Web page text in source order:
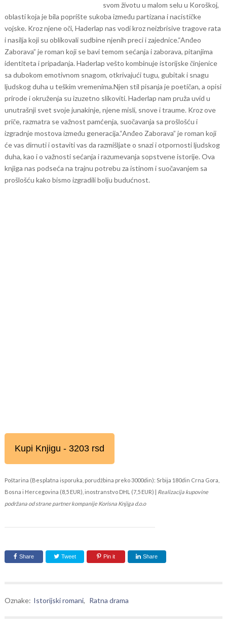
svom životu u malom selu u Koroškoj,
oblasti koja je bila poprište sukoba između partizana i nacističke
vojske. Kroz njene oči, Haderlap nas vodi kroz neizbrisive tragove rata
i nasilja koji su oblikovali sudbine njenih preci i zajednice.“Anđeo
Zaborava” je roman koji se bavi temom sećanja i zaborava, pitanjima
identiteta i pripadanja. Haderlap vešto kombinuje istorijske činjenice
sa dubokom emotivnom snagom, otkrivajući tugu, gubitak i snagu
ljudskog duha u teškim vremenima.Njen stil pisanja je poetičan, a opisi
prirode i okruženja su izuzetno slikoviti. Haderlap nam pruža uvid u
unutrašnji svet svoje junakinje, njene misli, snove i traume. Kroz ove
priče, razmatra se važnost pamćenja, suočavanja sa prošlošću i
izgradnje mostova između generacija.“Anđeo Zaborava” je roman koji
će vas dirnuti i ostaviti vas da razmišljate o snazi i otpornosti ljudskog
duha, kao i o važnosti sećanja i razumevanja sopstvene istorije. Ova
knjiga nas podseća na trajnu potrebu za istinom i suočavanjem sa
prošlošću kako bismo izgradili bolju budućnost.
Kupi Knjigu - 3203 rsd
Poštarina (Besplatna isporuka, porudžbina preko 3000din): Srbija 180din Crna Gora,
Bosna i Hercegovina (8,5 EUR), inostranstvo DHL (7,5 EUR) | Realizacija kupovine
podržana od strane partner kompanije Korisna Knjiga d.o.o
Share Tweet Pin it Share
Oznake: Istorijski romani, Ratna drama